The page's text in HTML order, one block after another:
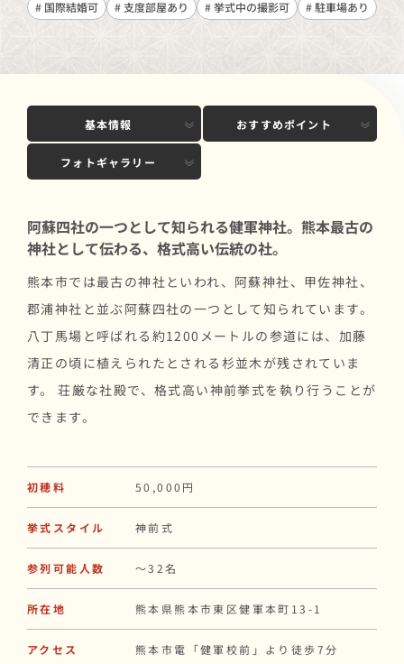
# 国際結婚可
# 支度部屋あり # 挙式中の撮影可 # 駐車場あり
基本情報 おすすめポイント
フォトギャラリー
阿蘇四社の一つとして知られる健軍神社。熊本最古の
神社として伝わる、格式高い伝統の社。
熊本市では最古の神社といわれ、阿蘇神社、甲佐神社、
郡浦神社と並ぶ阿蘇四社の一つとして知られています。
八丁馬場と呼ばれる約1200メートルの参道には、加藤
清正の頃に植えられたとされる杉並木が残されていま
す。 荘厳な社殿で、格式高い神前挙式を執り行うことが
できます。
初穂料 50,000円
挙式スタイル 神前式
参列可能人数 〜32名
所在地 熊本県熊本市東区健軍本町13-1
アクセス 熊本市電「健軍校前」より徒歩7分